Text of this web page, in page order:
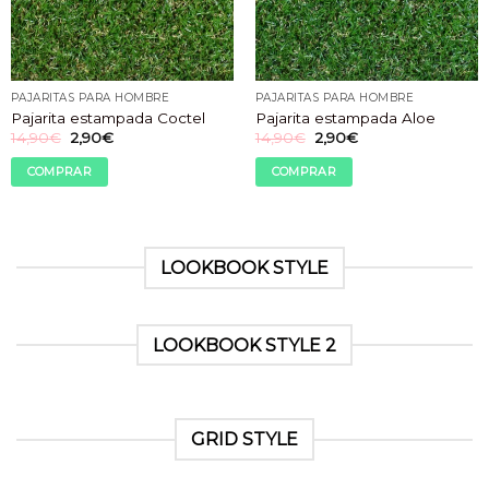
producto
PAJARITAS PARA HOMBRE
Pajarita estampada Coctel
14,90€ El
precio
original
era:
2,90€El
COMPRAR
PAJARITAS PARA HOMBRE
Pajarita estampada Aloe
14,90€ El
precio
original
era:
2,90€El
COMPRAR
LOOKBOOK STYLE
LOOKBOOK STYLE 2
GRID STYLE